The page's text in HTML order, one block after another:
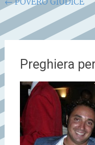
Navigazione
articoli
Preghiera